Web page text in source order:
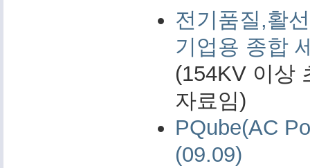
전기품질,활
기업용 종합
(154KV 이상
자료임)
PQube(AC
(09.09)